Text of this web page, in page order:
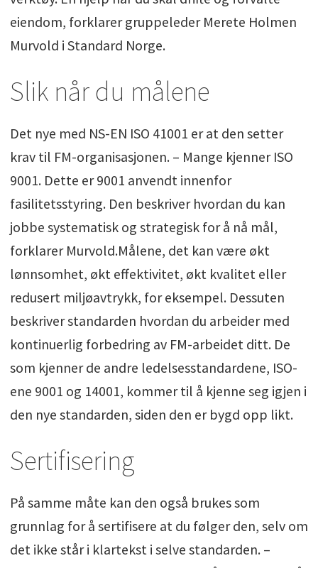
eiendom, forklarer gruppeleder Merete Holmen
Murvold i Standard Norge.
Slik når du målene
Det nye med NS-EN ISO 41001 er at den setter
krav til FM-organisasjonen. – Mange kjenner ISO
9001. Dette er 9001 anvendt innenfor
fasilitetsstyring. Den beskriver hvordan du kan
jobbe systematisk og strategisk for å nå mål,
forklarer Murvold.Målene, det kan være økt
lønnsomhet, økt effektivitet, økt kvalitet eller
redusert miljøavtrykk, for eksempel. Dessuten
beskriver standarden hvordan du arbeider med
kontinuerlig forbedring av FM-arbeidet ditt. De
som kjenner de andre ledelsesstandardene, ISO-
ene 9001 og 14001, kommer til å kjenne seg igjen i
den nye standarden, siden den er bygd opp likt.
Sertifisering
På samme måte kan den også brukes som
grunnlag for å sertifisere at du følger den, selv om
det ikke står i klartekst i selve standarden. –